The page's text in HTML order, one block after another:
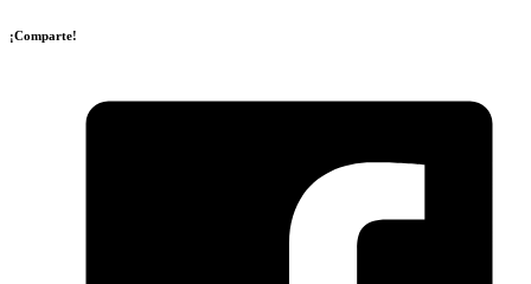
¡Comparte!